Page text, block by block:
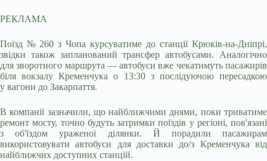
РЕКЛАМА
Поїзд № 260 з Чопа курсуватиме до станції Крюків-на-Дніпрі,
звідки також запланований трансфер автобусами. Аналогічно
для зворотного маршрута — автобуси вже чекатимуть пасажирів
біля вокзалу Кременчука о 13:30 з послідуючою пересадкою
у вагони до Закарпаття.
В компанії зазначили, що найближчими днями, поки триватиме
ремонт мосту, точно будуть затримки поїздів у регіоні, пов'язані
з об'їздом ураженої ділянки. Й порадили пасажирам
використовувати автобуси для доставки до/з Кременчука від
найближчих доступних станцій.